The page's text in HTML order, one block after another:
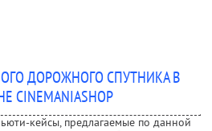
ДОРОЖНОГО СПУТНИКА В
CINEMANIASHOP
кейсы, предлагаемые по данной